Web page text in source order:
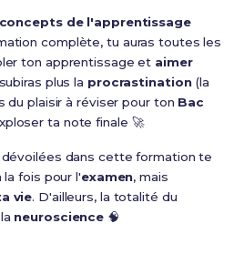
de l'apprentissage
complète, tu auras toutes les
ton apprentissage et aimer
plus la procrastination(la
du plaisir à réviser pour ton Bac
ta note finale 🚀
dans cette formation te
fois pour l'examen, mais
vie. D'ailleurs, la totalité du
neuroscience 🧠